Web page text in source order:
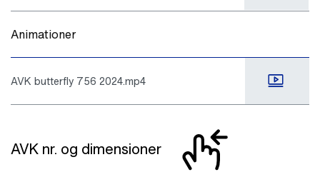
Animationer
AVK butterfly 756 2024.mp4
AVK nr. og dimensioner